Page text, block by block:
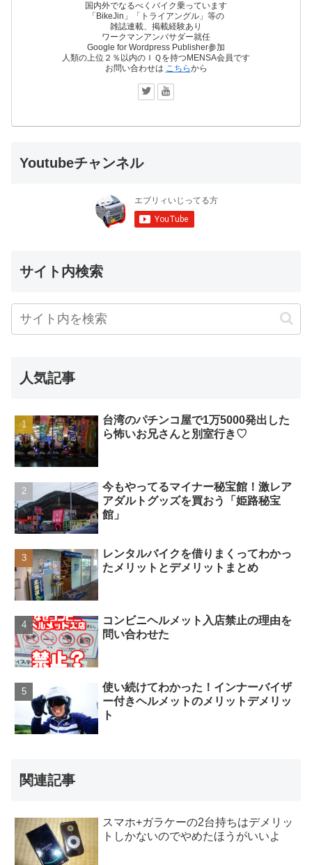
国内外でなるべくバイク乗っています
「BikeJin」「トライアングル」等の
雑誌連載、掲載経験あり
ワークマンアンバサダー就任
Google for Wordpress Publisher参加
人類の上位２％以内のＩＱを持つMENSA会員です
お問い合わせは こちらから
Youtubeチャンネル
サイト内検索
人気記事
台湾のパチンコ屋で1万5000発出した
ら怖いお兄さんと別室行き♡
今もやってるマイナー秘宝館！激レア
アダルトグッズを買おう「姫路秘宝
館」
レンタルバイクを借りまくってわかっ
たメリットとデメリットまとめ
コンビニヘルメット入店禁止の理由を
問い合わせた
使い続けてわかった！インナーバイザ
ー付きヘルメットのメリットデメリッ
ト
関連記事
スマホ+ガラケーの2台持ちはデメリッ
トしかないのでやめたほうがいいよ